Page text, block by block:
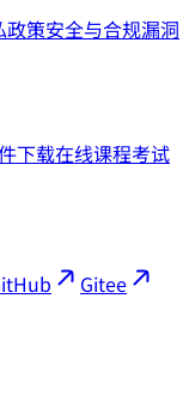
政策安全与合规漏洞
下载在线课程考试
Gitee